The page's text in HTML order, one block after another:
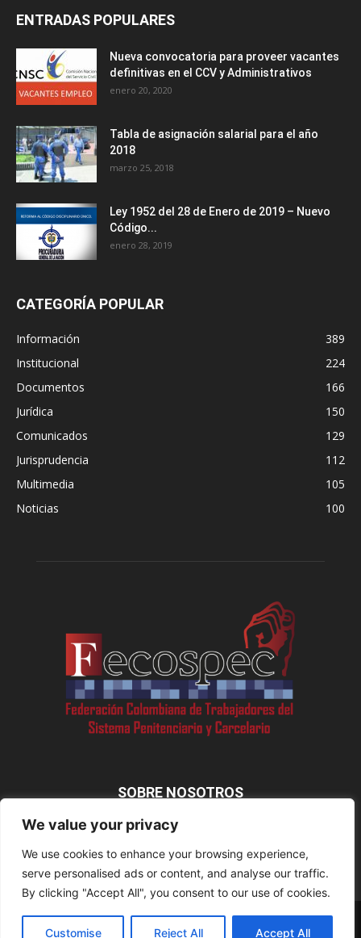
We value your privacy
We use cookies to enhance your browsing experience,
serve personalised ads or content, and analyse our traffic.
By clicking "Accept All", you consent to our use of cookies.
Customise Reject All Accept All
ENTRADAS POPULARES
Nueva convocatoria para proveer vacantes
definitivas en el CCV y Administrativos
enero 20, 2020
Tabla de asignación salarial para el año
2018
marzo 25, 2018
Ley 1952 del 28 de Enero de 2019 – Nuevo
Código...
enero 28, 2019
CATEGORÍA POPULAR
Información
389
Institucional
224
Documentos
166
Jurídica
150
Comunicados
129
Jurisprudencia
112
Multimedia
105
Noticias
100
SOBRE NOSOTROS
SÍGUENOS
Disclaimer Privacy Advertisement Contact Us